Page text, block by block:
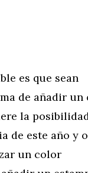
es que sean
de añadir
la
de este año y
un color